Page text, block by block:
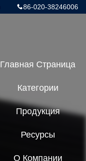
86-020-38246006
Главная Страница
Категории
Продукция
Ресурсы
О Компании